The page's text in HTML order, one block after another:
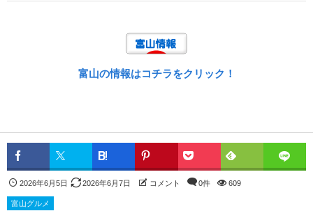
富山の情報はコチラをクリック！
2026年6月5日 2026年6月7日 コメント 0件 609
富山グルメ